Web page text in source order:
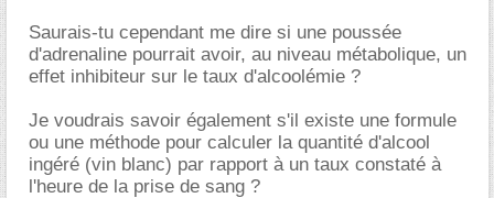
Saurais-tu cependant me dire si une poussée
d'adrenaline pourrait avoir, au niveau métabolique, un
effet inhibiteur sur le taux d'alcoolémie ?
Je voudrais savoir également s'il existe une formule
ou une méthode pour calculer la quantité d'alcool
ingéré (vin blanc) par rapport à un taux constaté à
l'heure de la prise de sang ?